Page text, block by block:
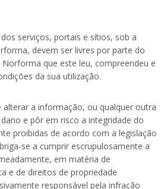
serviços, portais e sítios, sob a
devem ser livres por parte do
que este leu, compreendeu e
da sua utilização.
alterar a informação, ou qualquer outra
e pôr em risco a integridade do
proibidas de acordo com a legislação
se a cumprir escrupulosamente a
em matéria de
e de direitos de propriedade
responsável pela infração